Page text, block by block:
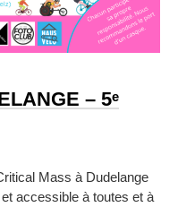
– 5ᵉ
Mass à Dudelange
accessible à toutes et à